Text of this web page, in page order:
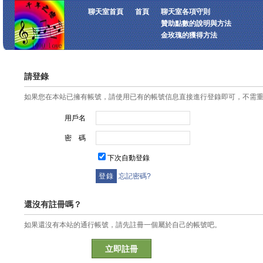
聊天室首頁 首頁
聊天室各項守則
贊助點數的說明與方法
金玫瑰的獲得方法
請登錄
如果您在本站已擁有帳號，請使用已有的帳號信息直接進行登錄即可，不需
用戶名
密 碼
下次自動登錄
忘記密碼?
還沒有註冊嗎？
如果還沒有本站的通行帳號，請先註冊一個屬於自己的帳號吧。
立即註冊